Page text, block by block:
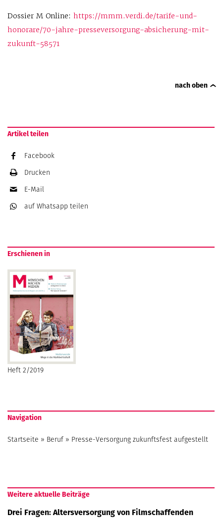
Dossier M Online: https://mmm.verdi.de/tarife-und-
honorare/70-jahre-presseversorgung-absicherung-mit-
zukunft-58571
nach oben
Artikel teilen
Facebook
Drucken
E-Mail
auf Whatsapp teilen
Erschienen in
Heft 2/2019
Navigation
Startseite » Beruf» Presse-Versorgung zukunftsfest aufgestellt
Weitere aktuelle Beiträge
Drei Fragen: Altersversorgung von Filmschaffenden